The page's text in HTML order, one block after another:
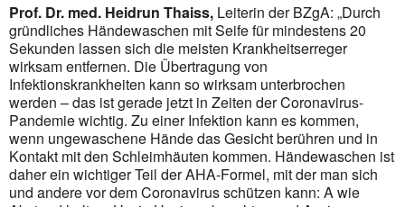
Prof. Dr. med. Heidrun Thaiss, Leiterin der BZgA: „Durch
gründliches Händewaschen mit Seife für mindes­tens 20
Sekunden lassen sich die meisten Krankheitserreger
wirksam entfernen. Die Übertragung von
Infektionskrankheiten kann so wirksam unterbrochen
werden – das ist gerade jetzt in Zeiten der Coronavirus-
Pandemie wichtig. Zu einer Infektion kann es kommen,
wenn ungewaschene Hände das Gesicht berühren und in
Kontakt mit den Schleimhäuten kommen. Händewaschen ist
daher ein wichtiger Teil der AHA-Formel, mit der man sich
und andere vor dem Coronavirus schützen kann: A wie